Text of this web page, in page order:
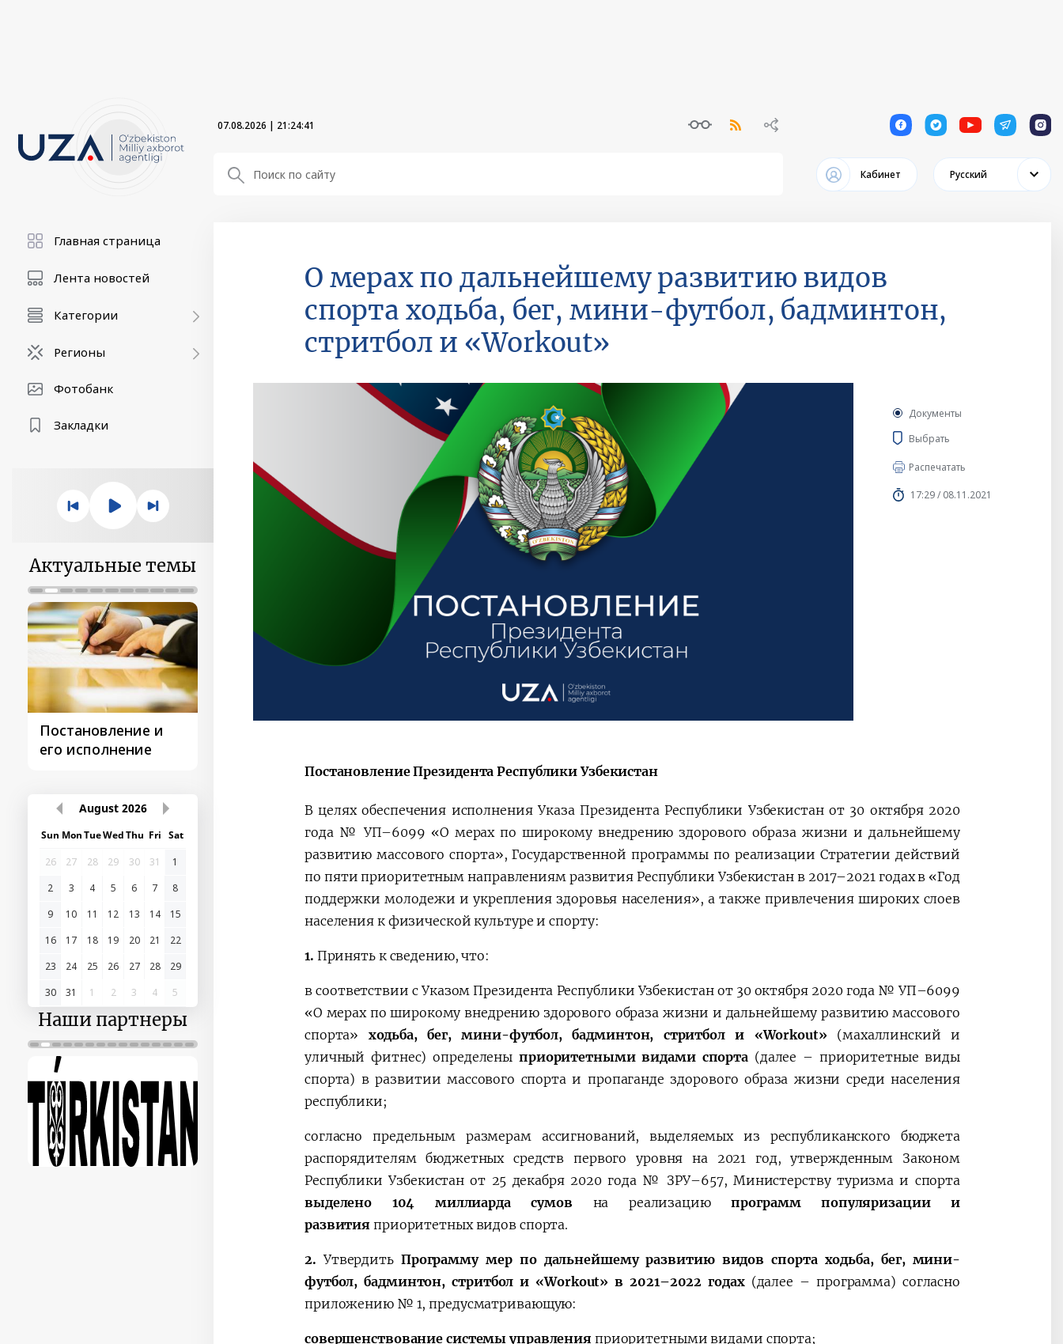
07.08.2026 | 21:24:41 1 1 1 1 1
Кабинет Русский
Главная страница
Лента новостей
Категории
Регионы
Фотобанк
Закладки
Актуальные темы
Постановление и
его исполнение
действии
председательством
Шавката
Мирзиёева
August 2026
Sun MonTueWedThu Fri Sat
26
27 28 29 30 31
1
2
3 4 5 6 7
8
9
10 11 12 13 14
15
16
17 18 19 20 21
22
23
24 25 26 27 28
29
30
31 1 2 3 4 5
Наши партнеры
О мерах по дальнейшему развитию видов
спорта ходьба, бег, мини-футбол, бадминтон,
стритбол и «Workоut»
Документы
Выбрать
Распечатать
17:29 / 08.11.2021
Постановление Президента Республики Узбекистан
В целях обеспечения исполнения Указа Президента Республики Узбекистан от 30 октября 2020
года № УП–6099 «О мерах по широкому внедрению здорового образа жизни и дальнейшему
развитию массового спорта», Государственной программы по реализации Стратегии действий
по пяти приоритетным направлениям развития Республики Узбекистан в 2017–2021 годах в «Год
поддержки молодежи и укрепления здоровья населения», а также привлечения широких слоев
населения к физической культуре и спорту:
1. Принять к сведению, что:
в соответствии с Указом Президента Республики Узбекистан от 30 октября 2020 года № УП–6099
«О мерах по широкому внедрению здорового образа жизни и дальнейшему развитию массового
спорта» ходьба, бег, мини-футбол, бадминтон, стритбол и «Workоut» (махаллинский и
уличный фитнес) определены приоритетными видами спорта (далее – приоритетные виды
спорта) в развитии массового спорта и пропаганде здорового образа жизни среди населения
республики;
согласно предельным размерам ассигнований, выделяемых из республиканского бюджета
распорядителям бюджетных средств первого уровня на 2021 год, утвержденным Законом
Республики Узбекистан от 25 декабря 2020 года № ЗРУ–657, Министерству туризма и спорта
выделено 104 миллиарда сумов на реализациюпрограмм популяризации и
развитияприоритетных видов спорта.
2. Утвердить Программу мер по дальнейшему развитию видов спорта ходьба, бег, мини-
футбол, бадминтон, стритбол и«Workоut»в 2021–2022 годах(далее – программа) согласно
приложению № 1, предусматривающую:
совершенствование системы управления приоритетными видами спорта;